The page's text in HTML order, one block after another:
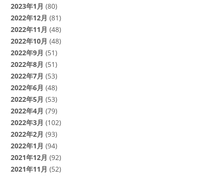
2023年1月 (80)
2022年12月 (81)
2022年11月 (48)
2022年10月 (48)
2022年9月 (51)
2022年8月 (51)
2022年7月 (53)
2022年6月 (48)
2022年5月 (53)
2022年4月 (79)
2022年3月 (102)
2022年2月 (93)
2022年1月 (94)
2021年12月 (92)
2021年11月 (52)